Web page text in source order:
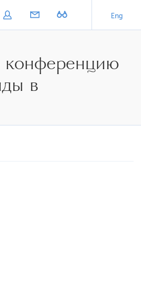
Eng
конференцию
в